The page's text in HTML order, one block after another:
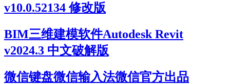
v10.0.52134 修改版
BIM三维建模软件Autodesk Revit
v2024.3 中文破解版
微信键盘微信输入法微信官方出品